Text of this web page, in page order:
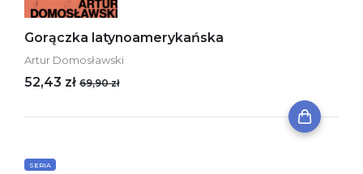
Gorączka latynoamerykańska
Artur Domosławski
52,43 zł 69,90 zł
SERIA